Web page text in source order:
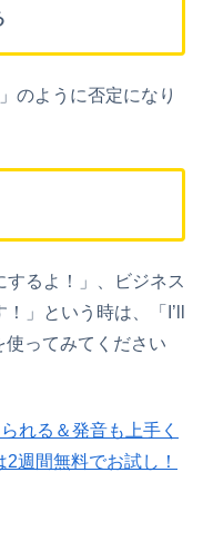
のように否定になり
るよ！」、ビジネス
」という時は、「I’ll
ってみてください
れる＆発音も上手く
週間無料でお試し！